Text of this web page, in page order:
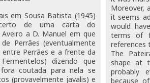
em Sousa Batista (1945)
de uma carta do
a D. Manuel em que
Perrães (eventualmente
entre Perrães e a frente da
dizendo que
coutada para nela se
(provavelmente javalis) e
Moreover,
it seems
would
terms of
references
The
shape at
probably
because